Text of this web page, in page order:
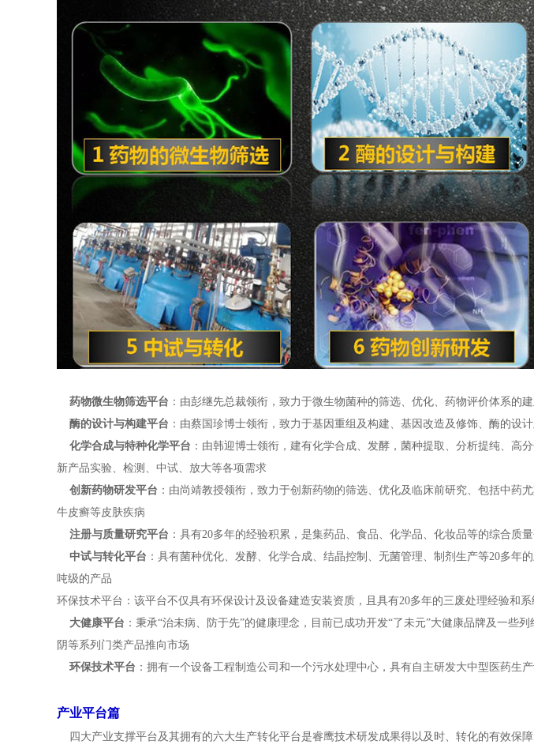
药物微生物筛选平台 ：由彭继先总裁领衔，致力于微生物菌种的筛选、优化、药物评价体系
酶的设计与构建平台 ：由蔡国珍博士领衔，致力于基因重组及构建、基因改造及修饰、酶的设
化学合成与特种化学平台 ：由韩迎博士领衔，建有化学合成、发酵，菌种提取、分析提纯、
新产品实验、检测、中试、放大等各项需求
创新药物研发平台 ：由尚靖教授领衔，致力于创新药物的筛选、优化及临床前研究、包括中
牛皮癣等皮肤疾病
注册与质量研究平台 ：具有20多年的经验积累，是集药品、食品、化学品、化妆品等的综合
中试与转化平台 ：具有菌种优化、发酵、化学合成、结晶控制、无菌管理、制剂生产等20多年
吨级的产品
环保技术平台：该平台不仅具有环保设计及设备建造安装资质，且具有20多年的三废处理经验和
大健康平台 ：秉承“治未病、防于先”的健康理念，目前已成功开发“了未元”大健康品牌及一
阴等系列门类产品推向市场
环保技术平台 ：拥有一个设备工程制造公司和一个污水处理中心，具有自主研发大中型医药生
产业平台篇
四大产业支撑平台及其拥有的六大生产转化平台是睿鹰技术研发成果得以及时、转化的有效保障